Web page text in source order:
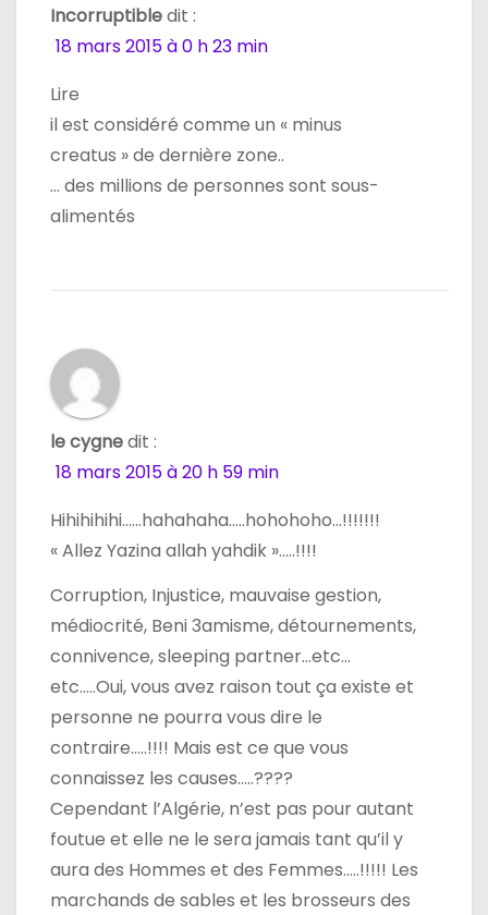
Incorruptibledit :
18 mars 2015 à 0 h 23 min
Lire
il est considéré comme un « minus
creatus » de dernière zone..
… des millions de personnes sont sous-
alimentés
le cygnedit :
18 mars 2015 à 20 h 59 min
Hihihihihi……hahahaha…..hohohoho…!!!!!!!
« Allez Yazina allah yahdik »…..!!!!
Corruption, Injustice, mauvaise gestion,
médiocrité, Beni 3amisme, détournements,
connivence, sleeping partner…etc…
etc…..Oui, vous avez raison tout ça existe et
personne ne pourra vous dire le
contraire…..!!!! Mais est ce que vous
connaissez les causes…..????
Cependant l’Algérie, n’est pas pour autant
foutue et elle ne le sera jamais tant qu’il y
aura des Hommes et des Femmes…..!!!!! Les
marchands de sables et les brosseurs des